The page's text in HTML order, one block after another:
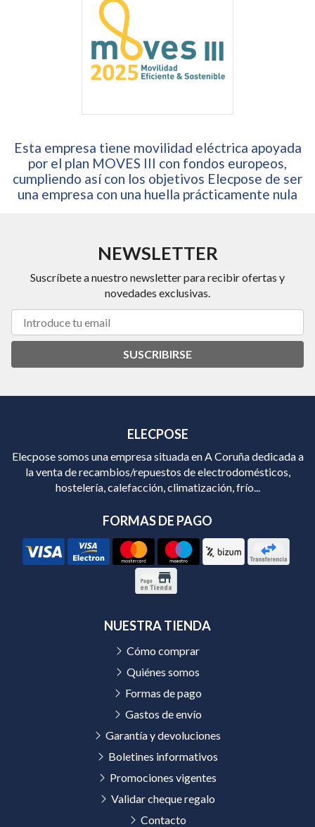
Esta empresa tiene movilidad eléctrica apoyada
por el plan MOVES III con fondos europeos,
cumpliendo así con los objetivos Elecpose de ser
una empresa con una huella prácticamente nula
NEWSLETTER
Suscríbete a nuestro newsletter para recibir ofertas y
novedades exclusivas.
SUSCRIBIRSE
ELECPOSE
Elecpose somos una empresa situada en A Coruña dedicada a
la venta de recambios/repuestos de electrodomésticos,
hostelería, calefacción, climatización, frío...
FORMAS DE PAGO
NUESTRA TIENDA
Cómo comprar
Quiénes somos
Formas de pago
Gastos de envío
Garantía y devoluciones
Boletines informativos
Promociones vigentes
Validar cheque regalo
Contacto